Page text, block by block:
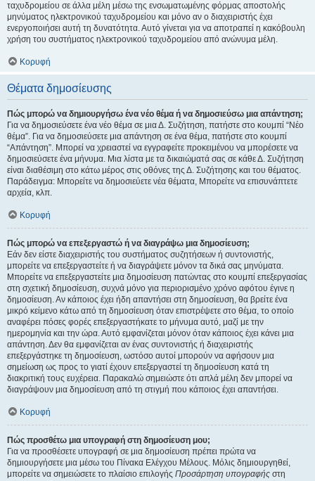
ταχυδρομείου σε άλλα μέλη μέσω της ενσωματωμένης φόρμας αποστολής
μηνύματος ηλεκτρονικού ταχυδρομείου και μόνο αν ο διαχειριστής έχει
ενεργοποιήσει αυτή τη δυνατότητα. Αυτό γίνεται για να αποτραπεί η κακόβουλη
χρήση του συστήματος ηλεκτρονικού ταχυδρομείου από ανώνυμα μέλη.
Κορυφή
Θέματα δημοσίευσης
Πώς μπορώ να δημιουργήσω ένα νέο θέμα ή να δημοσιεύσω μια απάντηση;
Για να δημοσιεύσετε ένα νέο θέμα σε μια Δ. Συζήτηση, πατήστε στο κουμπί “Νέο
θέμα”. Για να δημοσιεύσετε μια απάντηση σε ένα θέμα, πατήστε στο κουμπί
“Απάντηση”. Μπορεί να χρειαστεί να εγγραφείτε προκειμένου να μπορέσετε να
δημοσιεύσετε ένα μήνυμα. Μια λίστα με τα δικαιώματά σας σε κάθε Δ. Συζήτηση
είναι διαθέσιμη στο κάτω μέρος στις οθόνες της Δ. Συζήτησης και του θέματος.
Παράδειγμα: Μπορείτε να δημοσιεύετε νέα θέματα, Μπορείτε να επισυνάπτετε
αρχεία, κλπ.
Κορυφή
Πώς μπορώ να επεξεργαστώ ή να διαγράψω μια δημοσίευση;
Εάν δεν είστε διαχειριστής του συστήματος συζητήσεων ή συντονιστής,
μπορείτε να επεξεργαστείτε ή να διαγράψετε μόνον τα δικά σας μηνύματα.
Μπορείτε να επεξεργαστείτε μια δημοσίευση πατώντας στο κουμπί επεξεργασίας
στη σχετική δημοσίευση, συχνά μόνο για περιορισμένο χρόνο αφότου έγινε η
δημοσίευση. Αν κάποιος έχει ήδη απαντήσει στη δημοσίευση, θα βρείτε ένα
μικρό κείμενο κάτω από τη δημοσίευση όταν επιστρέψετε στο θέμα, το οποίο
αναφέρει πόσες φορές επεξεργαστήκατε το μήνυμα αυτό, μαζί με την
ημερομηνία και την ώρα. Αυτό εμφανίζεται μόνον όταν κάποιος έχει κάνει μια
απάντηση. Δεν θα εμφανίζεται αν ένας συντονιστής ή διαχειριστής
επεξεργάστηκε τη δημοσίευση, ωστόσο αυτοί μπορούν να αφήσουν μια
σημείωση ως προς το γιατί έχουν επεξεργαστεί τη δημοσίευση κατά τη
διακριτική τους ευχέρεια. Παρακαλώ σημειώστε ότι απλά μέλη δεν μπορεί να
διαγράψουν μια δημοσίευση από τη στιγμή που κάποιος έχει απαντήσει.
Κορυφή
Πώς προσθέτω μια υπογραφή στη δημοσίευση μου;
Για να προσθέσετε υπογραφή σε μια δημοσίευση πρέπει πρώτα να
δημιουργήσετε μια μέσω του Πίνακα Ελέγχου Μέλους. Μόλις δημιουργηθεί,
μπορείτε να σημειώσετε το πλαίσιο επιλογής Προσάρτηση υπογραφής στη